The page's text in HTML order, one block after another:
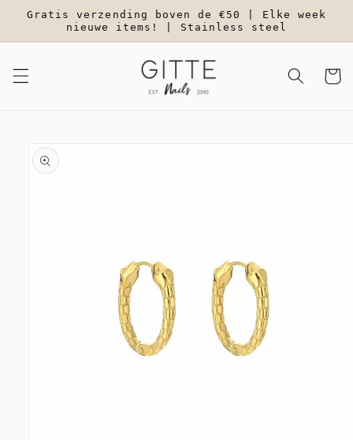
naar de
content
Gratis verzending boven de €50 | Elke week
nieuwe items! | Stainless steel
direct naar